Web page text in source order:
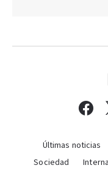
Últimas noticias
Sociedad